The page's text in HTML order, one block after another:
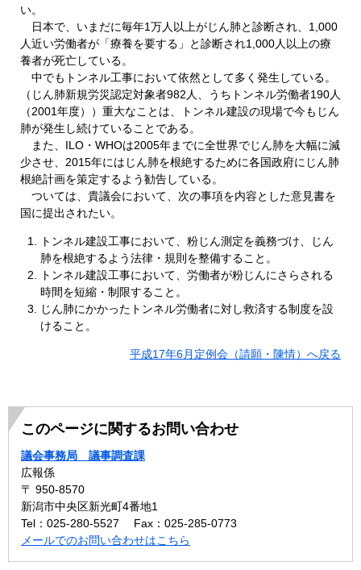
い。
日本で、いまだに毎年1万人以上がじん肺と診断され、1,000
人近い労働者が「療養を要する」と診断され1,000人以上の療
養者が死亡している。
中でもトンネル工事において依然として多く発生している。
（じん肺新規労災認定対象者982人、うちトンネル労働者190人
（2001年度））重大なことは、トンネル建設の現場で今もじん
肺が発生し続けていることである。
また、ILO・WHOは2005年までに全世界でじん肺を大幅に減
少させ、2015年にはじん肺を根絶するために各国政府にじん肺
根絶計画を策定するよう勧告している。
ついては、貴議会において、次の事項を内容とした意見書を
国に提出されたい。
トンネル建設工事において、粉じん測定を義務づけ、じん
肺を根絶するよう法律・規則を整備すること。
トンネル建設工事において、労働者が粉じんにさらされる
時間を短縮・制限すること。
じん肺にかかったトンネル労働者に対し救済する制度を設
けること。
平成17年6月定例会（請願・陳情）へ戻る
このページに関するお問い合わせ
議会事務局 議事調査課
広報係
〒 950-8570
新潟市中央区新光町4番地1
Tel：025-280-5527
Fax：025-285-0773
メールでのお問い合わせはこちら